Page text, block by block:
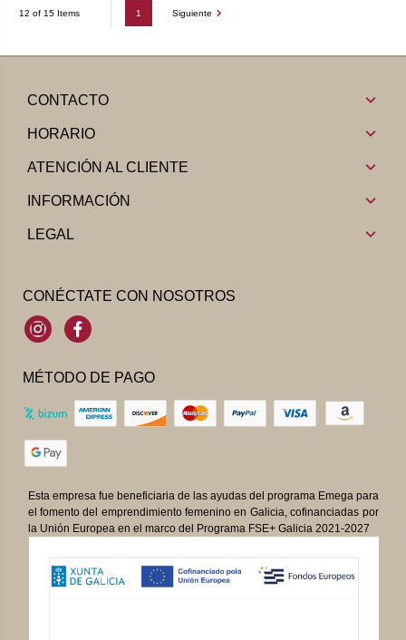
12 of 15 Items 1 Siguiente
CONTACTO
HORARIO
ATENCIÓN AL CLIENTE
INFORMACIÓN
LEGAL
CONÉCTATE CON NOSOTROS
InstagramFacebook
MÉTODO DE PAGO
Esta empresa fue beneficiaria de las ayudas del programa Emega para
el fomento del emprendimiento femenino en Galicia, cofinanciadas por
la Unión Europea en el marco del Programa FSE+ Galicia 2021-2027